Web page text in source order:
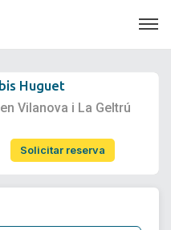
Huguet
en Vilanova i La Geltrú
Solicitar reserva